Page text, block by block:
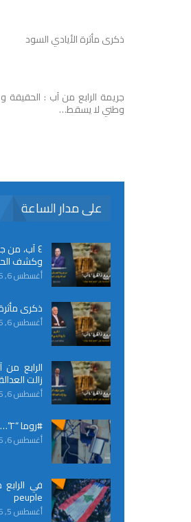
ذكرى مأثرة الأيادي السود
جريمة الرابع من آب : الحقيقة
وطني لا يسقط…
على مدار الساعة
٤ آب، من
وكشف
أغسطس 6, 2026
ذكرى
أغسطس 6, 2026
الرابع
زالت
أغسطس 6, 2026
#روما “٢”… راوح مكانك
أغسطس 6, 2026
peuple
أغسطس 5, 2026